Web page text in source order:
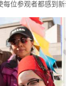
位参观者都感到新